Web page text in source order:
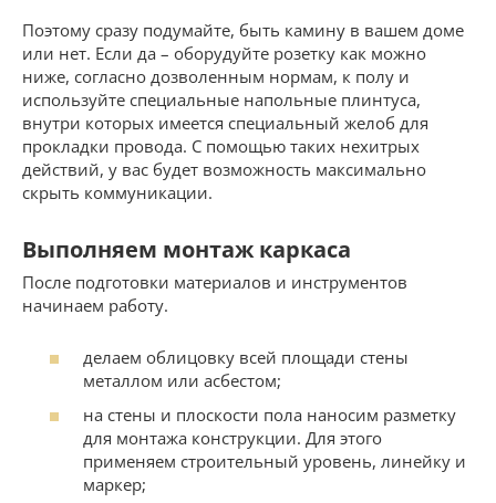
Поэтому сразу подумайте, быть камину в вашем доме
или нет. Если да – оборудуйте розетку как можно
ниже, согласно дозволенным нормам, к полу и
используйте специальные напольные плинтуса,
внутри которых имеется специальный желоб для
прокладки провода. С помощью таких нехитрых
действий, у вас будет возможность максимально
скрыть коммуникации.
Выполняем монтаж каркаса
После подготовки материалов и инструментов
начинаем работу.
делаем облицовку всей площади стены
металлом или асбестом;
на стены и плоскости пола наносим разметку
для монтажа конструкции. Для этого
применяем строительный уровень, линейку и
маркер;